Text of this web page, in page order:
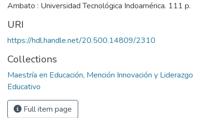
Ambato : Universidad Tecnológica Indoamérica. 111 p.
URI
https://hdl.handle.net/20.500.14809/2310
Collections
Maestría en Educación, Mención Innovación y Liderazgo
Educativo
Full item page